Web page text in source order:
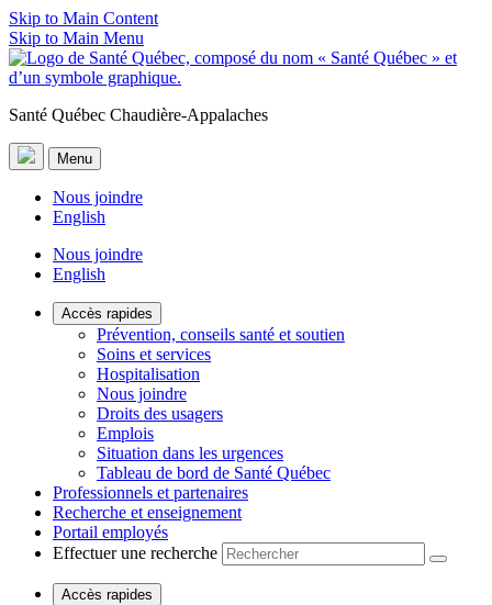
Skip to Main Content
Skip to Main Menu
Santé Québec Chaudière-Appalaches
Menu
Nous joindre
English
Nous joindre
English
Accès rapides
Prévention, conseils santé et soutien
Soins et services
Hospitalisation
Nous joindre
Droits des usagers
Emplois
Situation dans les urgences
Tableau de bord de Santé Québec
Professionnels et partenaires
Recherche et enseignement
Portail employés
Effectuer une recherche
Accès rapides